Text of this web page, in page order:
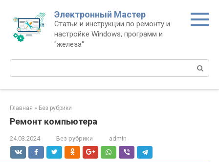
контенту
Электронный Мастер
Статьи и инструкции по ремонту и
настройке Windows, программ и
"железа"
Поиск:
Главная » Без рубрики
Ремонт компьютера
24.03.2024 Без рубрики admin